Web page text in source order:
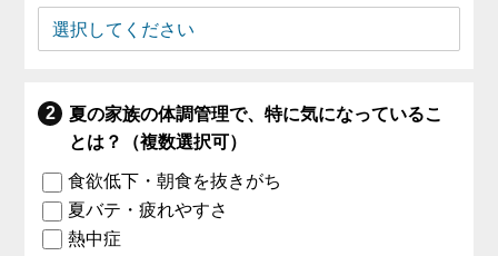
夏の家族の体調管理で、特に気になっているこ
とは？（複数選択可）
食欲低下・朝食を抜きがち
夏バテ・疲れやすさ
熱中症